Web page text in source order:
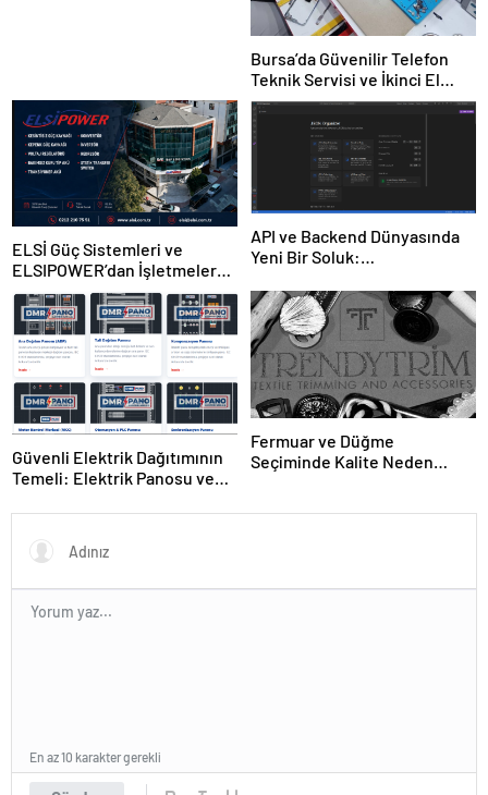
Bursa’da Güvenilir Telefon
Teknik Servisi ve İkinci El
Cihaz Alım Satımı: Ulaş
İletişim
ELSİ Güç Sistemleri ve
ELSIPOWER’dan İşletmelere
Güvenilir Enerji Çözümleri
API ve Backend Dünyasında
Yeni Bir Soluk:
Güvenli Elektrik Dağıtımının
Temeli: Elektrik Panosu ve
Fermuar ve Düğme
Seçiminde Kalite Neden
En az 10 karakter gerekli